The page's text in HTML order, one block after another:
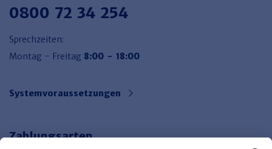
0800 72 34 254
Sprechzeiten:
Montag - Freitag 8:00 - 18:00
Systemvoraussetzungen
Zahlungsarten